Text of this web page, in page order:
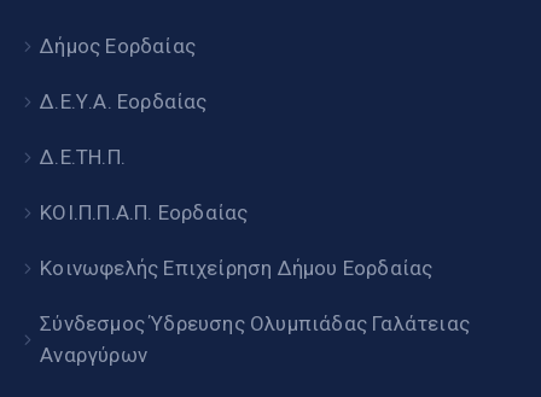
Δήμος Εορδαίας
Δ.Ε.Υ.Α. Εορδαίας
Δ.Ε.ΤΗ.Π.
ΚΟΙ.Π.Π.Α.Π. Εορδαίας
Κοινωφελής Επιχείρηση Δήμου Εορδαίας
Σύνδεσμος Ύδρευσης Ολυμπιάδας Γαλάτειας
Αναργύρων